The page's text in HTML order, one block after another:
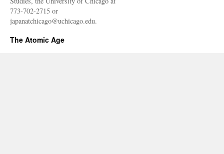
773-702-2715 or
japanatchicago@uchicago.edu.
The Atomic Age